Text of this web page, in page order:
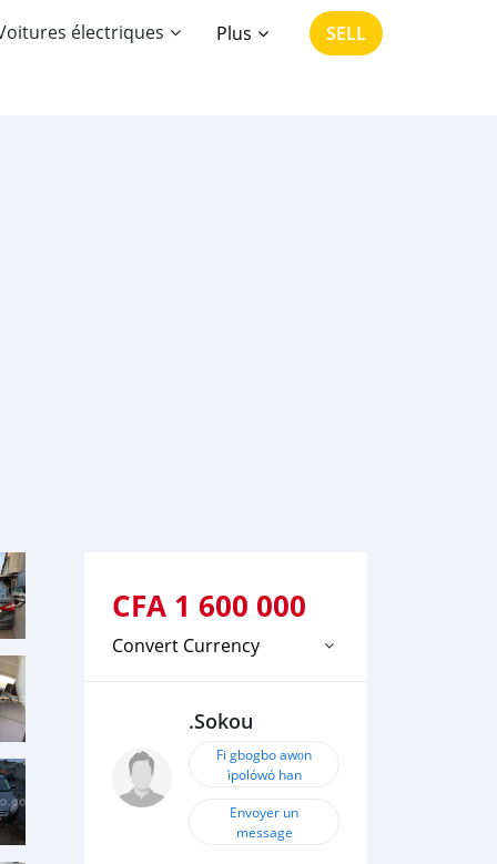
électriques Plus SELL
CFA 1 600 000
Convert Currency
.Sokou
Fi gbogbo awọn
ìpolówó han
Envoyer un
message